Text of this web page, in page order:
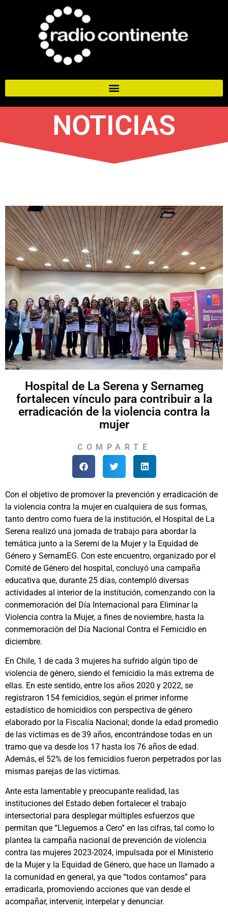
NOTICIAS
Hospital de La Serena y Sernameg
fortalecen vínculo para contribuir a la
erradicación de la violencia contra la
mujer
COMPARTE
Con el objetivo de promover la prevención y erradicación de
la violencia contra la mujer en cualquiera de sus formas,
tanto dentro como fuera de la institución, el Hospital de La
Serena realizó una jornada de trabajo para abordar la
temática junto a la Seremi de la Mujer y la Equidad de
Género y SernamEG. Con este encuentro, organizado por el
Comité de Género del hospital, concluyó una campaña
educativa que, durante 25 días, contempló diversas
actividades al interior de la institución, comenzando con la
conmemoración del Día Internacional para Eliminar la
Violencia contra la Mujer, a fines de noviembre, hasta la
conmemoración del Día Nacional Contra el Femicidio en
diciembre.
En Chile, 1 de cada 3 mujeres ha sufrido algún tipo de
violencia de género, siendo el femicidio la más extrema de
ellas. En este sentido, entre los años 2020 y 2022, se
registraron 154 femicidios, según el primer informe
estadístico de homicidios con perspectiva de género
elaborado por la Fiscalía Nacional; donde la edad promedio
de las víctimas es de 39 años, encontrándose todas en un
tramo que va desde los 17 hasta los 76 años de edad.
Además, el 52% de los femicidios fueron perpetrados por las
mismas parejas de las víctimas.
Ante esta lamentable y preocupante realidad, las
instituciones del Estado deben fortalecer el trabajo
intersectorial para desplegar múltiples esfuerzos que
permitan que “Lleguemos a Cero” en las cifras, tal como lo
plantea la campaña nacional de prevención de violencia
contra las mujeres 2023-2024, impulsada por el Ministerio
de la Mujer y la Equidad de Género, que hace un llamado a
la comunidad en general, ya que “todos contamos” para
erradicarla, promoviendo acciones que van desde el
acompañar, intervenir, interpelar y denunciar.